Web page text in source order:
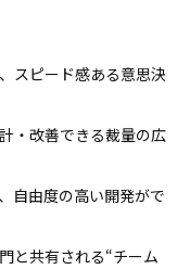
スピード感ある意思決
・改善できる裁量の広
自由度の高い開発がで
と共有される“チーム